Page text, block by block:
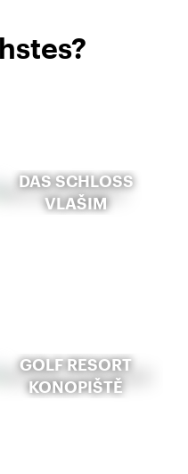
DAS SCHLOSS V
LAŠIM
GOLF RESORT
KONOPIŠTĚ